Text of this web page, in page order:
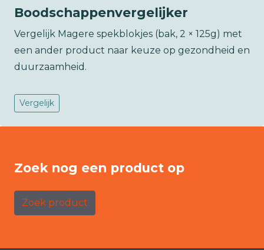
Boodschappenvergelijker
Vergelijk Magere spekblokjes (bak, 2 × 125g) met
een ander product naar keuze op gezondheid en
duurzaamheid.
Vergelijk
Zoek nog een product op
Zoek product